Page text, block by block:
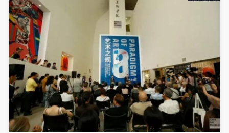
第四条
参加活动者在此次活动期间的人身安全责任自负。鼓
励参加者自行购买人身安全保险。活动中一旦出现事
故，活动中任何非事故当事人及美术馆将不承担人身
事故的任何责任，但有互相援助的义务。参加活动的
成员应当积极主动的组织实施救援工作，但对事故本
身不承担任何法律责任和经济责任。参加本次活动者
的人身安全不负有民事及相关连带责任。
第五条
第四条
参加活动者在此次活动期间的人身安全责任自负。鼓
励参加者自行购买人身安全保险。活动中一旦出现事
故，活动中任何非事故当事人及美术馆将不承担人身
事故的任何责任，但有互相援助的义务。参加活动的
成员应当积极主动的组织实施救援工作，但对事故本
身不承担任何法律责任和经济责任。参加本次活动者
的人身安全不负有民事及相关连带责任。
第五条
第四条
参加活动者在此次活动期间的人身安全责任自负。鼓
励参加者自行购买人身安全保险。活动中一旦出现事
故，活动中任何非事故当事人及美术馆将不承担人身
事故的任何责任，但有互相援助的义务。参加活动的
成员应当积极主动的组织实施救援工作，但对事故本
身不承担任何法律责任和经济责任。参加本次活动者
的人身安全不负有民事及相关连带责任。
第五条